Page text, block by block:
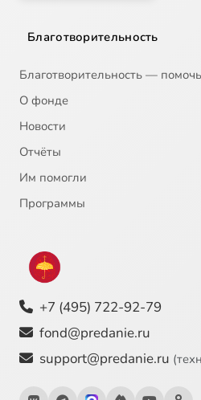
Благотворительность
Благотворительность —
О фонде
Новости
Отчёты
Им помогли
Программы
+7 (495) 722-92-79
fond@predanie.ru
support@predanie.ru